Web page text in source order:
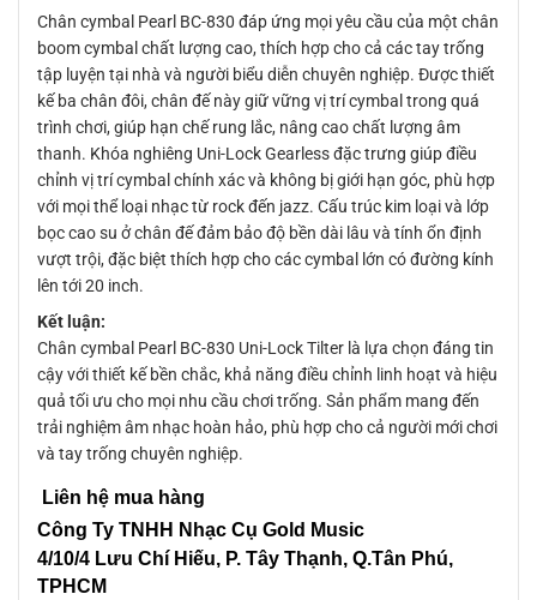
Chân cymbal Pearl BC-830 đáp ứng mọi yêu cầu của một chân
boom cymbal chất lượng cao, thích hợp cho cả các tay trống
tập luyện tại nhà và người biểu diễn chuyên nghiệp. Được thiết
kế ba chân đôi, chân đế này giữ vững vị trí cymbal trong quá
trình chơi, giúp hạn chế rung lắc, nâng cao chất lượng âm
thanh. Khóa nghiêng Uni-Lock Gearless đặc trưng giúp điều
chỉnh vị trí cymbal chính xác và không bị giới hạn góc, phù hợp
với mọi thể loại nhạc từ rock đến jazz. Cấu trúc kim loại và lớp
bọc cao su ở chân đế đảm bảo độ bền dài lâu và tính ổn định
vượt trội, đặc biệt thích hợp cho các cymbal lớn có đường kính
lên tới 20 inch.
Kết luận:
Chân cymbal Pearl BC-830 Uni-Lock Tilter là lựa chọn đáng tin
cậy với thiết kế bền chắc, khả năng điều chỉnh linh hoạt và hiệu
quả tối ưu cho mọi nhu cầu chơi trống. Sản phẩm mang đến
trải nghiệm âm nhạc hoàn hảo, phù hợp cho cả người mới chơi
và tay trống chuyên nghiệp.
Liên hệ mua hàng
Công Ty TNHH Nhạc Cụ Gold Music
4/10/4 Lưu Chí Hiếu, P. Tây Thạnh, Q.Tân Phú,
TPHCM